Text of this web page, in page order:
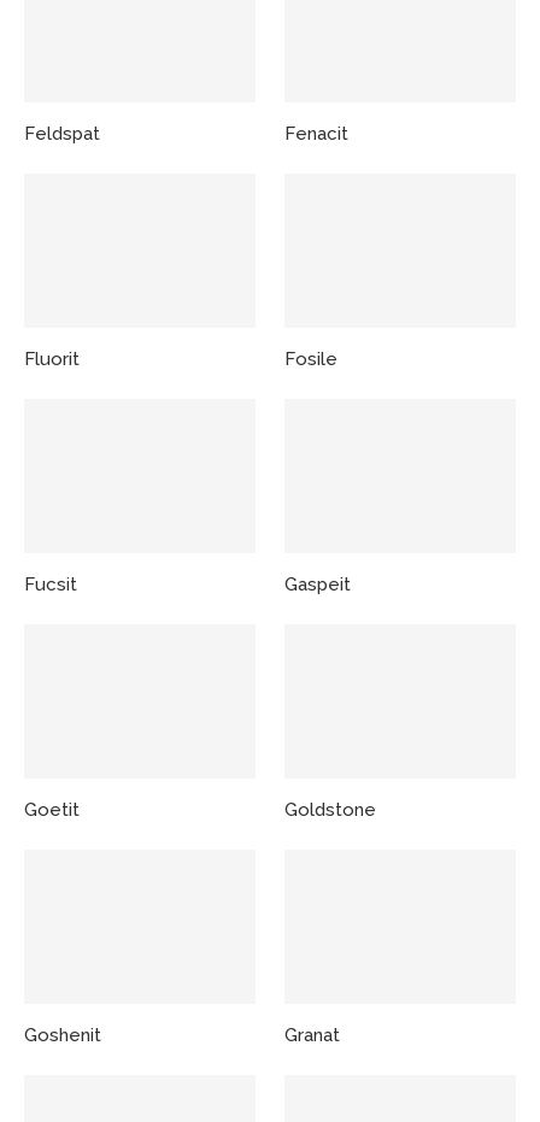
Feldspat Fenacit
Fluorit Fosile
Fucsit Gaspeit
Goetit Goldstone
Goshenit Granat